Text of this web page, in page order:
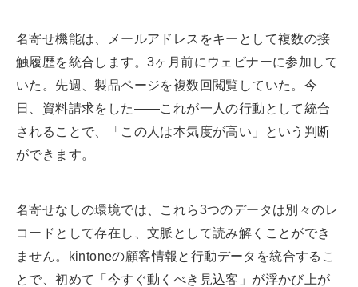
名寄せ機能は、メールアドレスをキーとして複数の接
触履歴を統合します。3ヶ月前にウェビナーに参加して
いた。先週、製品ページを複数回閲覧していた。今
日、資料請求をした——これが一人の行動として統合
されることで、「この人は本気度が高い」という判断
ができます。
名寄せなしの環境では、これら3つのデータは別々のレ
コードとして存在し、文脈として読み解くことができ
ません。kintoneの顧客情報と行動データを統合するこ
とで、初めて「今すぐ動くべき見込客」が浮かび上が